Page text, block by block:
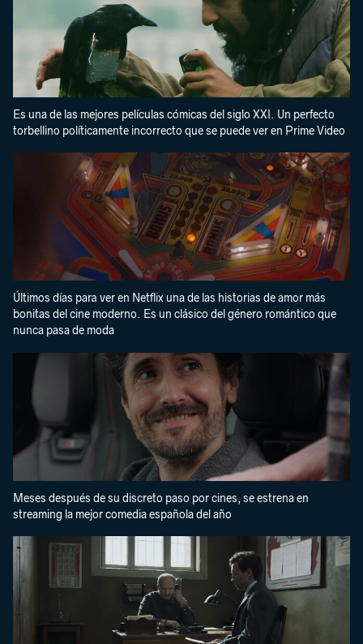
Es una de las mejores películas cómicas del siglo XXI. Un perfecto
torbellino políticamente incorrecto que se puede ver en Prime Video
Últimos días para ver en Netflix una de las historias de amor más
bonitas del cine moderno. Es un clásico del género romántico que
nunca pasa de moda
Meses después de su discreto paso por cines, se estrena en
streaming la mejor comedia española del año